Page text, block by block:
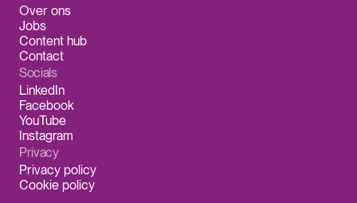
Over ons
Jobs
Content hub
Contact
Socials
LinkedIn
Facebook
YouTube
Instagram
Privacy
Privacy policy
Cookie policy